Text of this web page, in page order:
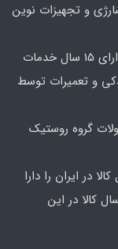
و تجهیزات نوین
تمامی دستگاههای وارداتی توسط این شرکت دارای 15 سال خدمات
و تعمیرات توسط
گروه روستیک
در ایران را دارا
کالا در این